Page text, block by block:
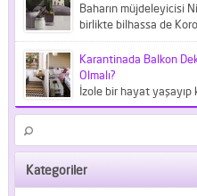
için gerekli manikür...
Baharın müjdeleyicisi
birlikte bilhassa de
meskende kaldığımız
kıyafetlerden...
Karantinada Balkon
Olmalı?
İzole bir hayat yaşayıp
vakit geçirdiğimiz şu
Kategoriler